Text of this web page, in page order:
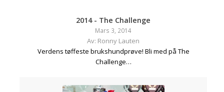
2014 - The Challenge
Mars 3, 2014
Av: Ronny Lauten
Verdens tøffeste brukshundprøve! Bli med på The
Challenge…